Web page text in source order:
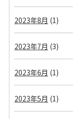
2023年8月 (1)
2023年7月 (3)
2023年6月 (1)
2023年5月 (1)